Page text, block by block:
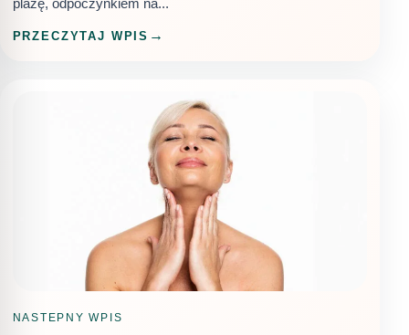
plażę, odpoczynkiem na...
PRZECZYTAJ WPIS
NASTEPNY WPIS